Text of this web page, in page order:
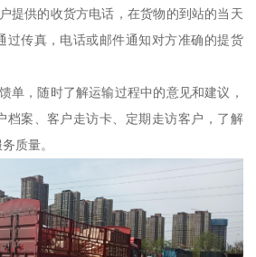
提供的收货方电话，在货物的到站的当天
过传真，电话或邮件通知对方准确的提货
单，随时了解运输过程中的意见和建议，
档案、客户走访卡、定期走访客户，了解
质量。